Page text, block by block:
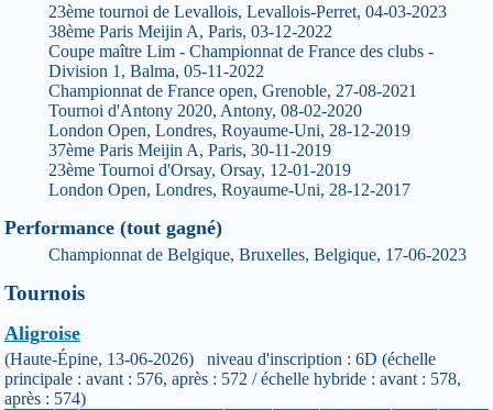
23ème tournoi de Levallois, Levallois-Perret, 04-03-2023
38ème Paris Meijin A, Paris, 03-12-2022
Coupe maître Lim - Championnat de France des clubs -
Division 1, Balma, 05-11-2022
Championnat de France open, Grenoble, 27-08-2021
Tournoi d'Antony 2020, Antony, 08-02-2020
London Open, Londres, Royaume-Uni, 28-12-2019
37ème Paris Meijin A, Paris, 30-11-2019
23ème Tournoi d'Orsay, Orsay, 12-01-2019
London Open, Londres, Royaume-Uni, 28-12-2017
Performance (tout gagné)
Championnat de Belgique, Bruxelles, Belgique, 17-06-2023
Tournois
Aligroise
(Haute-Épine, 13-06-2026) niveau d'inscription : 6D (échelle
principale : avant : 576, après : 572 / échelle hybride : avant : 578,
après : 574)